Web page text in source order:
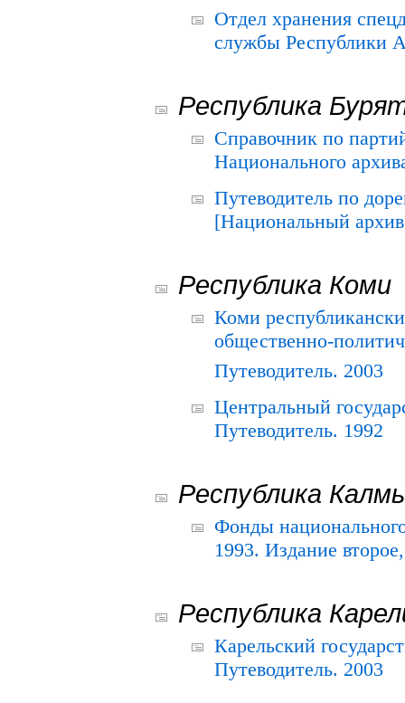
Отдел хранения
службы Республики
Республика
Справочник по
Национального
Путеводитель по
[Национальный
Республика Коми
Коми
общественно-
Путеводитель. 2003
Центральный
Путеводитель. 1992
Республика
Фонды
1993. Издание
Республика
Карельский
Путеводитель. 2003